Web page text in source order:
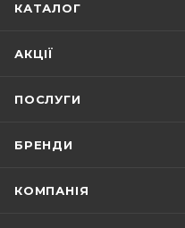
КАТАЛОГ
АКЦІЇ
ПОСЛУГИ
БРЕНДИ
КОМПАНІЯ